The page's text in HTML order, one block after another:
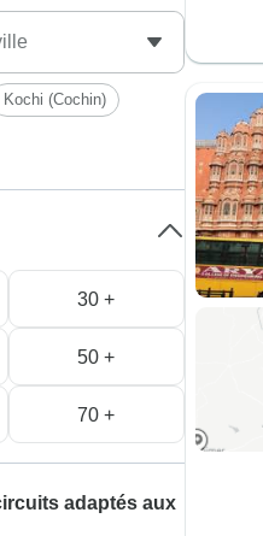
Kochi (Cochin)
30 +
50 +
70 +
adaptés aux